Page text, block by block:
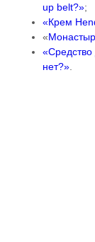
up belt?»;
«Крем
«
нет?»